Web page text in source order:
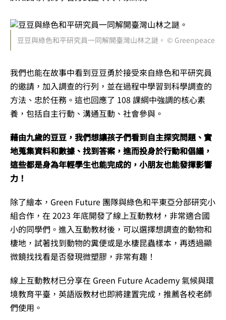
豆豆與綠色和平研究員一同解開臺灣山林之謎。 © Greenpeace
我們也能在故事中看到豆豆勇於接受來自綠色和平研究員
的邀請，加入調查的行列，並在過程中學習到科學調查的
方法、忠於任務。這也回應了 108 課綱中強調的核心素
養，包括自主行動、溝通互動、社會參與。
藉由九歲的豆豆，我們想讓孩子們看到自主探究問題、實
地蒐集資料和數據、找到答案，進而投身於行動和倡議，
這些都是身為年輕學生也能完成的，小朋友也能發揮影響
力！
除了繪本，Green Future 團隊與綠色和平東亞分部研究小
組合作，在 2023 年底開發了線上互動教材，非常適合國
小的同學們。進入互動教材後，可以選擇想調查的動物和
棲地，試著找到動物的糞便或是水棲昆蟲樣本，再透過顯
微鏡找找看是否發現微塑膠，非常有趣！
線上互動教材已分享在 Green Future Academy 氣候與環
境教育平臺，英語版教材也即將建置完成，推薦各校老師
們使用。